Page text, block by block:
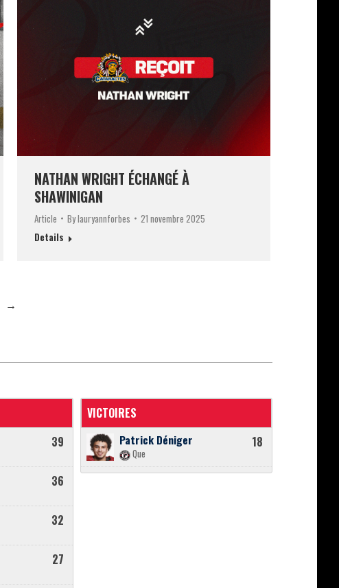
NATHAN WRIGHT ÉCHANGÉ À
SHAWINIGAN
Article Bylauryannforbes
21 novembre 2025
Details
→
39
36
32
27
VICTOIRES
Patrick Déniger
Que
18